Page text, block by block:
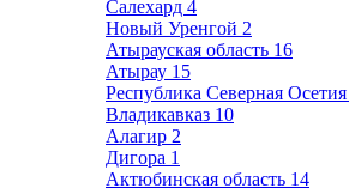
Салехард 4
Новый Уренгой 2
Атырауская область 16
Атырау 15
Республика Северная
Владикавказ 10
Алагир 2
Дигора 1
Актюбинская область 14